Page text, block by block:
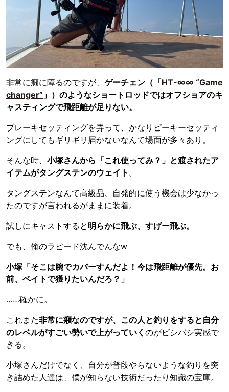
非常に癇に障るのですが、 ゲーチェン（「HT-∞∞ “Game
changer” 」）のようなショートロッドではオフショアのキ
ャスティングで飛距離が足りない。
ブレーキセッティングを弄って、かなりピーキーセッティ
ングにしてもギリギリ届かないなんて場面が多々あり。
そんな時、 小塚さんから「これ使ってみ？」と渡されたア
イテムがタングステンのウェイト 。
タングステンなんて高級品、自発的に使う機会は少なかっ
たのですが言われるがままに装着。
試しにキャストすると 明らかに飛ぶ、すげー飛ぶ。
でも、俺のラピード沈んでんなw
小塚「そこは腕でカバーすんだよ！今は飛距離が優先。お
前、ベイトで獲りたいんだろ？」
……確かに。
これまた非常に癪なのですが、この人と釣りをすると自分
のレベルがすごい勢いで上がっていく のがビシバシ実感で
きる。
小塚さんだけでなく、自分が普段やらないような釣りを突
き詰めた人達は、僕が知らない技術だったり知識の宝庫。